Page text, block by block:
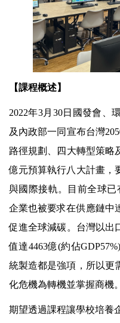
【課程概述】
2022年3月30日國發會、
及內政部一同宣布台灣
路徑規劃、四大轉型策略
億元預算執行八大計畫，
與國際接軌。目前全球
企業也被要求在供應鏈中
促進全球減碳。台灣以出
值達4463億(約佔
統製造都是強項，所以更
化危機為轉機並掌握商機。
期望透過課程讓學校培養